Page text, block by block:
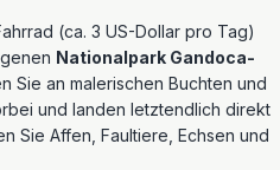
(ca. 3 US-Dollar pro Tag)
Nationalpark Gandoca-
Sie an malerischen Buchten und
und landen letztendlich direkt
Sie Affen, Faultiere, Echsen und